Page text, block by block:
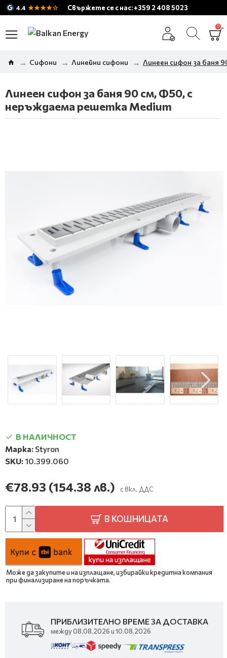
4.4 ★★★★☆ Свържете се с нас: +359 2 408 5023
0
Сифони Линейни сифони Линеен сифон за баня
Линеен сифон за баня 90 см, Ф50, с
неръждаема решетка Medium
В НАЛИЧНОСТ
Марка: Styron
SKU: 10.399.060
€78.93 (154.38 лв.) с вкл. ДДС
В КОШНИЦАТА
Може да закупите и на изплащане, избирайки кредитна компания
при финализиране на поръчката.
ПРИБЛИЗИТЕЛНО ВРЕМЕ ЗА ДОСТАВКА
между 08.08.2026 и 10.08.2026